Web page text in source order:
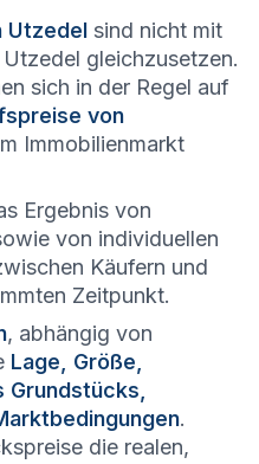
Utzedel sind nicht mit
gleichzusetzen.
sich in der Regel auf
von
Immobilienmarkt
Ergebnis von
von individuellen
Käufern und
Zeitpunkt.
, abhängig von
Lage, Größe,
.
die realen,